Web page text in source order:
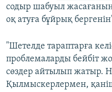
содыр шабуыл
оқ атуға бұйрық
"Шетелде тараптарға
проблемаларды бейбіт
сөздер айтылып жатыр.
Қылмыскерлермен,